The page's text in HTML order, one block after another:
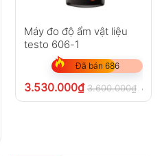
Máy đo độ ẩm vật liệu
testo 606-1
Đã bán 686
3.530.000₫ 3.600.000₫ chưa